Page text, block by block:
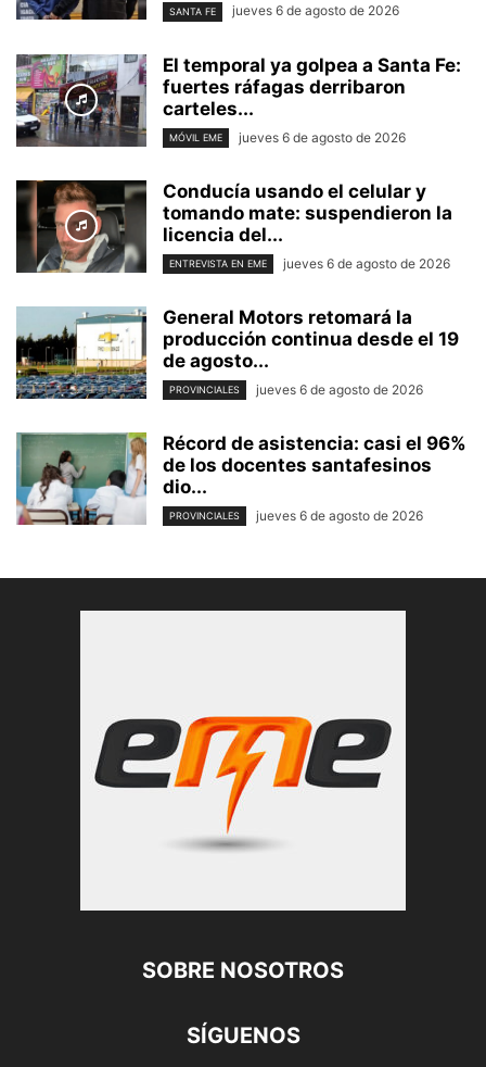
SANTA FE jueves 6 de agosto de 2026
El temporal ya golpea a Santa Fe:
fuertes ráfagas derribaron
carteles...
MÓVIL EME jueves 6 de agosto de 2026
Conducía usando el celular y
tomando mate: suspendieron la
licencia del...
ENTREVISTA EN EME jueves 6 de agosto de 2026
General Motors retomará la
producción continua desde el 19
de agosto...
PROVINCIALES jueves 6 de agosto de 2026
Récord de asistencia: casi el 96%
de los docentes santafesinos
dio...
PROVINCIALES jueves 6 de agosto de 2026
SOBRE NOSOTROS
SÍGUENOS